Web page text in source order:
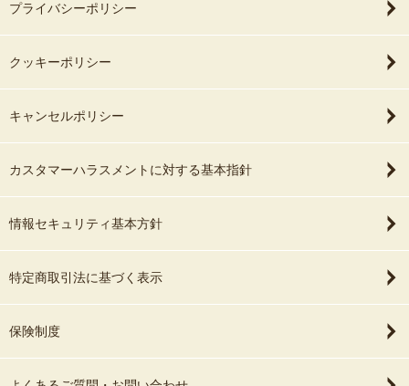
プライバシーポリシー
クッキーポリシー
キャンセルポリシー
カスタマーハラスメントに対する基本指針
情報セキュリティ基本方針
特定商取引法に基づく表示
保険制度